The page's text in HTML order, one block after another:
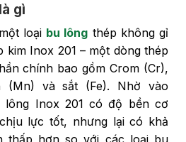
gì
loại bu lông thép không gỉ
Inox 201 – một dòng thép
chính bao gồm Crom (Cr),
(Mn) và sắt (Fe). Nhờ vào
lông Inox 201 có độ bền cơ
lực tốt, nhưng lại có khả